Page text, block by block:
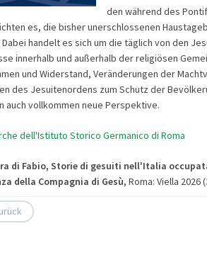
den während des
es, die bisher unerschlossenen
handelt es sich um die täglich von den
innerhalb und außerhalb der religiösen
und Widerstand, Veränderungen der
des Jesuitenordens zum Schutz der
auch vollkommen neue Perspektive.
dell'Istituto Storico Germanico di Roma
di Fabio, Storie di gesuiti nell'Italia
della Compagnia di Gesù, Roma: Viella 2026